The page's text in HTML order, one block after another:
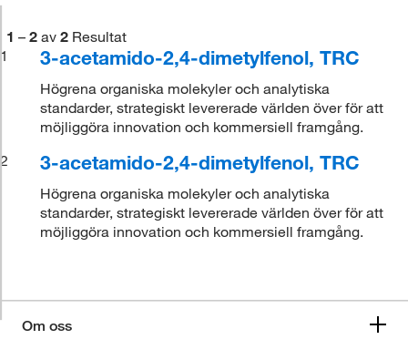
1 – 2 av 2 Resultat
1
3-acetamido-2,4-dimetylfenol, TRC
Högrena organiska molekyler och analytiska
standarder, strategiskt levererade världen över för att
möjliggöra innovation och kommersiell framgång.
2
3-acetamido-2,4-dimetylfenol, TRC
Högrena organiska molekyler och analytiska
standarder, strategiskt levererade världen över för att
möjliggöra innovation och kommersiell framgång.
Om oss